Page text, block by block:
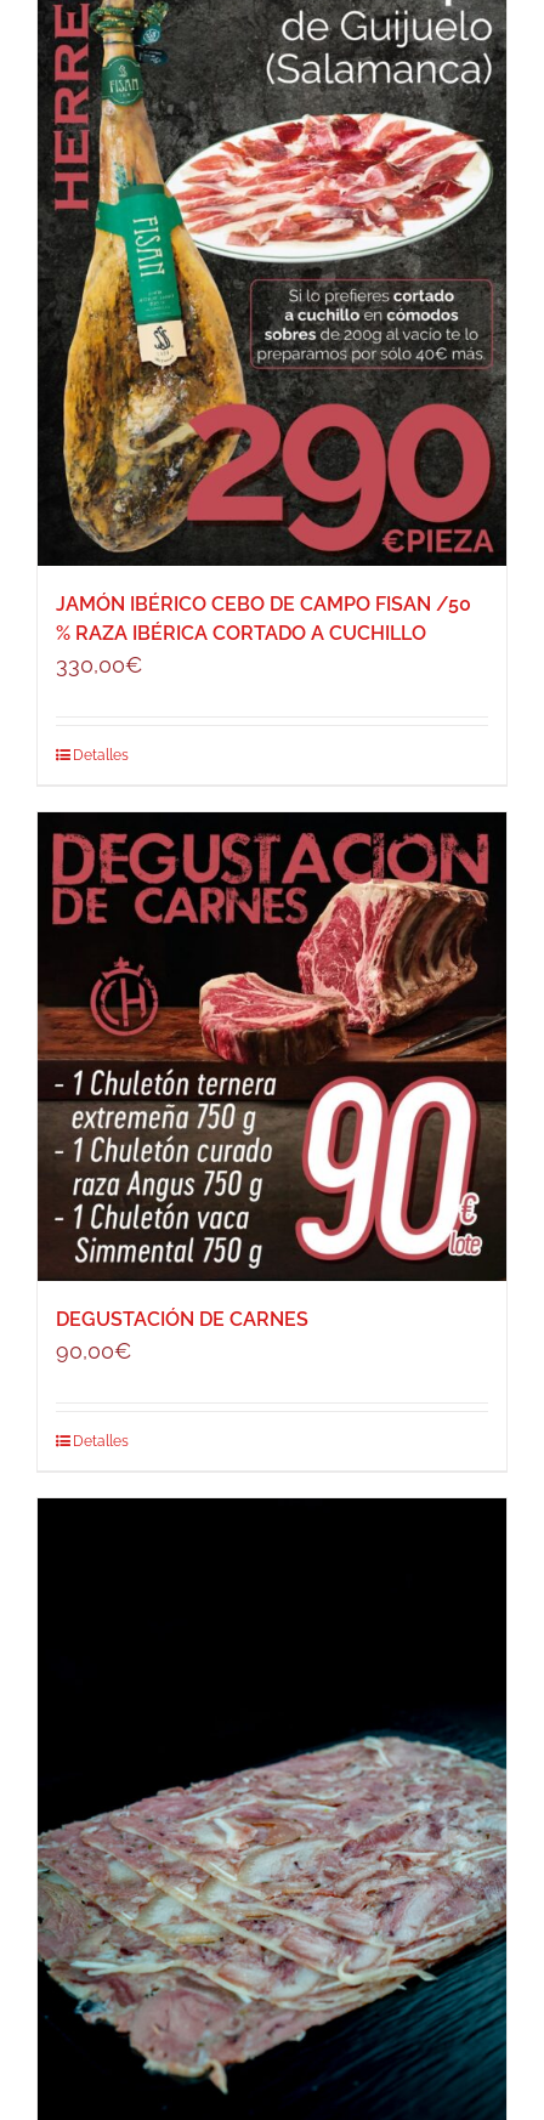
JAMÓN IBÉRICO CEBO DE CAMPO FISAN /50
% RAZA IBÉRICA CORTADO A CUCHILLO
330,00€
Detalles
DEGUSTACIÓN DE CARNES
90,00€
Detalles